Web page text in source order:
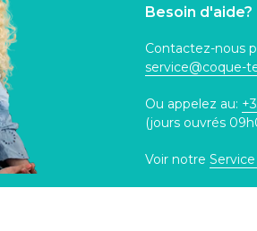
Besoin d'aide?
Contactez-nous
service@coque-
Ou appelez au:
(jours ouvrés
Voir notre